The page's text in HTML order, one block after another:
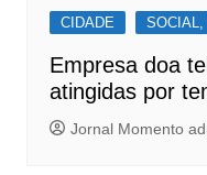
o
o
k
p
p
CIDADE SOCIAL,
Empresa doa
atingidas por
Jornal Momento